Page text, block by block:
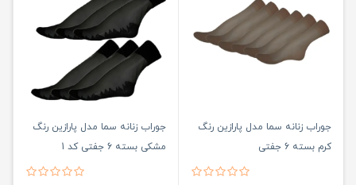
جوراب زنانه سما مدل پارازین رنگ
کرم بسته 6 جفتی
جوراب زنانه سما مدل پارازین رنگ
مشکی بسته 6 جفتی کد 1